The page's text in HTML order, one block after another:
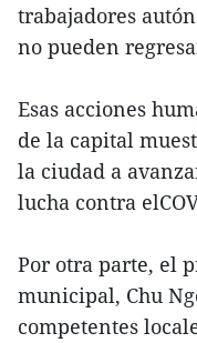
trabajadores
no pueden
Esas acciones
de la capital
la ciudad a
lucha contra
Por otra parte, el
municipal, Chu
competentes